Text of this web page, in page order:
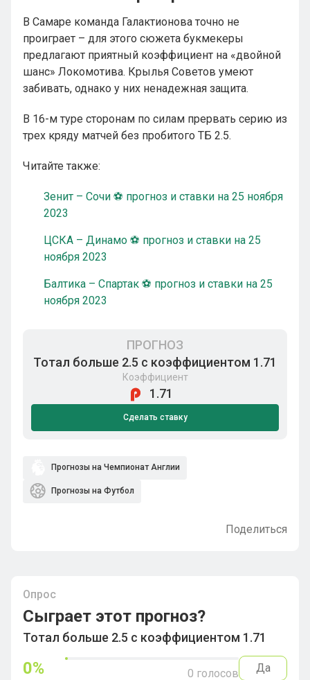
В Самаре команда Галактионова точно не
проиграет – для этого сюжета букмекеры
предлагают приятный коэффициент на «двойной
шанс» Локомотива. Крылья Советов умеют
забивать, однако у них ненадежная защита.
В 16-м туре сторонам по силам прервать серию из
трех кряду матчей без пробитого ТБ 2.5.
Читайте также:
Зенит – Сочи ⚽ прогноз и ставки на 25 ноября
2023
ЦСКА – Динамо ⚽ прогноз и ставки на 25
ноября 2023
Балтика – Спартак ⚽ прогноз и ставки на 25
ноября 2023
ПРОГНОЗ
Тотал больше 2.5 с коэффициентом 1.71
Коэффициент
1.71
Сделать ставку
Прогнозы на Чемпионат Англии
Прогнозы на Футбол
Поделиться
Опрос
Сыграет этот прогноз?
Тотал больше 2.5 с коэффициентом 1.71
0% 0 голосов Да